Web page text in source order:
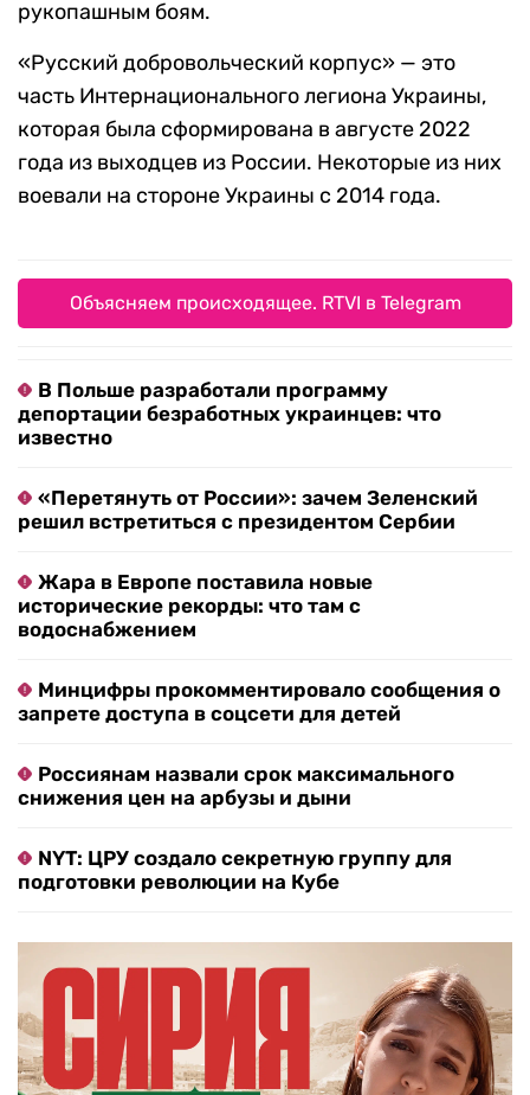
рукопашным боям.
«Русский добровольческий корпус» — это
часть Интернационального легиона Украины,
которая была сформирована в августе 2022
года из выходцев из России. Некоторые из них
воевали на стороне Украины с 2014 года.
Объясняем происходящее. RTVI в Telegram
В Польше разработали программу
депортации безработных украинцев: что
известно
«Перетянуть от России»: зачем Зеленский
решил встретиться с президентом Сербии
Жара в Европе поставила новые
исторические рекорды: что там с
водоснабжением
Минцифры прокомментировало сообщения о
запрете доступа в соцсети для детей
Россиянам назвали срок максимального
снижения цен на арбузы и дыни
NYT: ЦРУ создало секретную группу для
подготовки революции на Кубе